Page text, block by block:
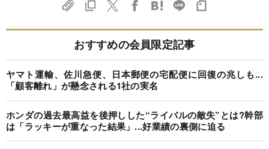
おすすめの会員限定記事
ヤマト運輸、佐川急便、日本郵便の宅配便に回復の兆しも...
「顧客離れ」が懸念される1社の実名
ホンダの過去最高益を後押しした“ライバルの敵失”とは?幹部
は「ラッキーが重なった結果」...好業績の裏側に迫る